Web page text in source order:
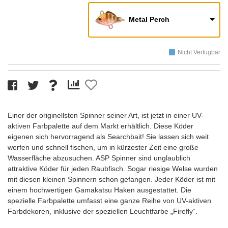
Metal Perch
Nicht Verfügbar
Einer der originellsten Spinner seiner Art, ist jetzt in einer UV-
aktiven Farbpalette auf dem Markt erhältlich. Diese Köder
eigenen sich hervorragend als Searchbait! Sie lassen sich weit
werfen und schnell fischen, um in kürzester Zeit eine große
Wasserfläche abzusuchen. ASP Spinner sind unglaublich
attraktive Köder für jeden Raubfisch. Sogar riesige Welse wurden
mit diesen kleinen Spinnern schon gefangen. Jeder Köder ist mit
einem hochwertigen Gamakatsu Haken ausgestattet. Die
spezielle Farbpalette umfasst eine ganze Reihe von UV-aktiven
Farbdekoren, inklusive der speziellen Leuchtfarbe „Firefly“.